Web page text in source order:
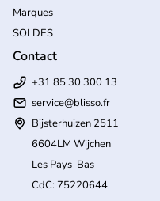
Marques
SOLDES
Contact
+31 85 30 300 13
service@blisso.fr
Bijsterhuizen 2511
6604LM Wijchen
Les Pays-Bas
CdC: 75220644